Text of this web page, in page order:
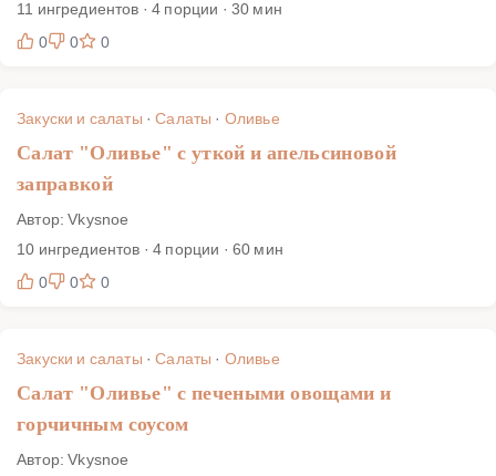
11 ингредиентов · 4 порции · 30 мин
0
0 0
Закуски и салаты ·Салаты · Оливье
Салат "Оливье" с уткой и апельсиновой
заправкой
Автор: Vkysnoe
10 ингредиентов · 4 порции · 60 мин
0
0 0
Закуски и салаты ·Салаты · Оливье
Салат "Оливье" с печеными овощами и
горчичным соусом
Автор: Vkysnoe